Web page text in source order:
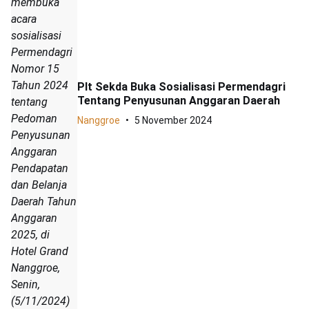
acara
sosialisasi
Permendagri
Nomor 15
Tahun 2024
tentang
Pedoman
Penyusunan
Anggaran
Pendapatan
dan Belanja
Daerah Tahun
Anggaran
2025, di
Hotel Grand
Nanggroe,
Senin,
(5/11/2024)
Plt Sekda Buka Sosialisasi Permendagri
Tentang Penyusunan Anggaran Daerah
Nanggroe 5 November 2024